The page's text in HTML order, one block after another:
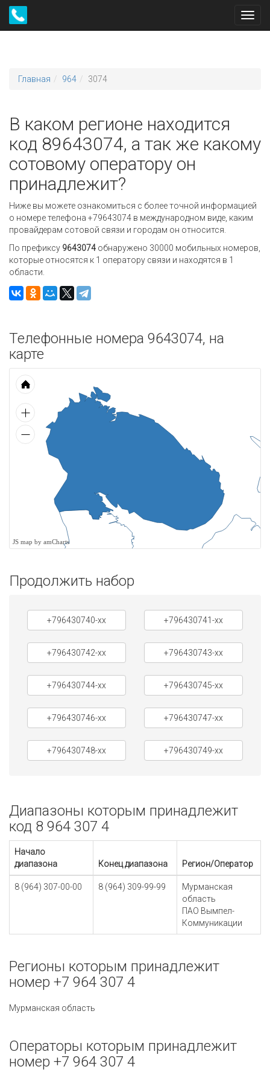
Главная 964 3074
В каком регионе находится
код 89643074, а так же какому
сотовому оператору он
принадлежит?
Ниже вы можете ознакомиться с более точной информацией
о номере телефона +79643074 в международном виде, каким
провайдерам сотовой связи и городам он относится.
По префиксу 9643074 обнаружено 30000 мобильных номеров,
которые относятся к 1 оператору связи и находятся в 1
области.
Телефонные номера 9643074, на
карте
JS map by amCharts
Продолжить набор
+796430740-xx +796430741-xx
+796430742-xx +796430743-xx
+796430744-xx +796430745-xx
+796430746-xx +796430747-xx
+796430748-xx +796430749-xx
Диапазоны которым принадлежит
код 8 964 307 4
Начало
диапазона
Конец диапазона Регион/Оператор
8 (964) 307-00-00 8 (964) 309-99-99
Мурманская
область
ПАО Вымпел-
Коммуникации
Регионы которым принадлежит
номер +7 964 307 4
Мурманская область
Операторы которым принадлежит
номер +7 964 307 4